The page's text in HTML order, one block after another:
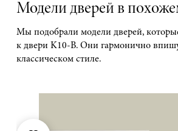
Модели дверей в
Мы подобрали модели дверей,
к двери K10-B. Они гармонично
классическом стиле.